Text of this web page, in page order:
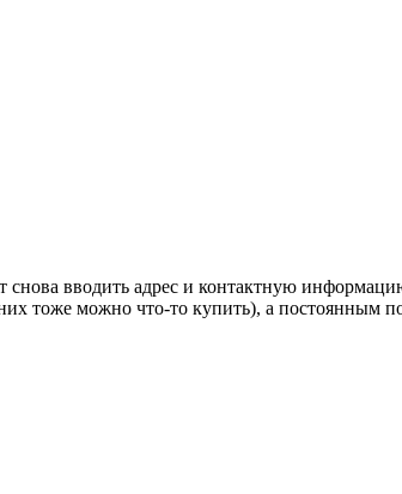
вводить адрес и контактную
тоже можно что-то купить), а постоянным